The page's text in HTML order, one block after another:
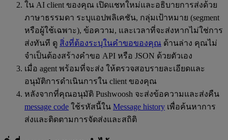
ใน AI client ของคุณ เปิดแชทใหม่และอธิบายการส่งด้วย
ภาษาธรรมดา ระบุแอปพลิเคชัน, กลุ่มเป้าหมาย (segment
หรือผู้ใช้เฉพาะ), ข้อความ, และเวลาที่จะส่งหากไม่ใช่การ
ส่งทันที ดู สิ่งที่ต้องระบุในคำขอของคุณ ด้านล่าง คุณไม่
จำเป็นต้องสร้างคำขอ API หรือ JSON ด้วยตัวเอง
เมื่อ agent พร้อมที่จะส่ง ให้ตรวจสอบรายละเอียดและ
อนุมัติการดำเนินการใน client ของคุณ
หลังจากที่คุณอนุมัติ Pushwoosh จะส่งข้อความและส่งคืน
message code ใช้รหัสนี้ใน Message history เพื่อค้นหาการ
ส่งและติดตามการจัดส่งและสถิติ